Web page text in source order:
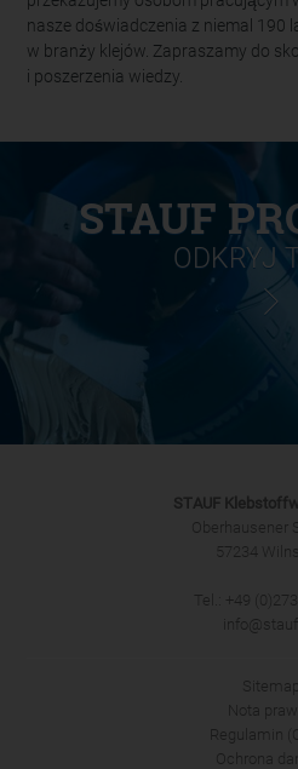
nasze doświadczenia z niemal 190
w branży klejów. Zapraszamy do
i poszerzenia wiedzy.
STAUF
ODKRYJ
STAUF
Oberhausener
57234
Tel.: +49
Sitemap
Nota
Regulamin
Ochrona